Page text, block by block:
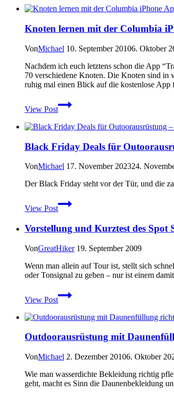
für
iPhone
Gone
Knoten lernen mit der Columbia
VonMichael 10. September 20106. Oktober
Nachdem ich euch letztens schon die App
70 verschiedene Knoten. Die Knoten sind in
ruhig mal einen Blick auf die kostenlose App
View Post
Knoten
lernen
der
iPhone
“What
To
Black Friday Deals für
VonMichael 17. November 202324.
Der Black Friday steht vor der Tür, und die
View Post
Black
Friday
für
–
Vorstellung und Kurztest des Spot
VonGreatHiker 19. September 2009
Wenn man allein auf Tour ist, stellt sich
oder Tonsignal zu geben – nur ist einem
View Post
Vorstellung
und
des
Satellite
Outdoorausrüstung mit
VonMichael 2. Dezember 20106. Oktober
Wie man wasserdichte Bekleidung richtig
geht, macht es Sinn die Daunenbekleidung